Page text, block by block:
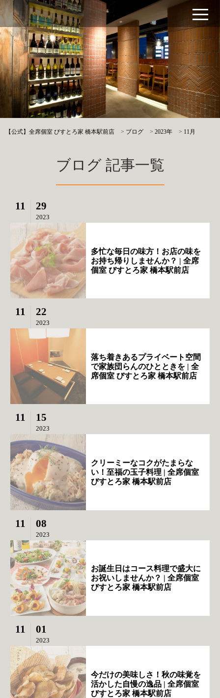
【公式】全席個室 びすとろ家 橋本駅前店 > ブログ >2023年 > 11月
ブログ 記事一覧
11 29
2023
多忙な毎日の味方！お店の味を
お持ち帰りしませんか？ | 全席
個室 びすとろ家 橋本駅前店
11 22
2023
落ち着きあるプライベート空間
で家族団らんのひとときを | 全
席個室 びすとろ家 橋本駅前店
11 15
2023
クリーミーなコクがたまらな
い！至福の玉子料理 | 全席個室
びすとろ家 橋本駅前店
11 08
2023
お誕生日はコース料理で盛大に
お祝いしませんか？ | 全席個室
びすとろ家 橋本駅前店
11 01
2023
今だけの美味しさ！秋の味覚を
活かした自慢の逸品 | 全席個室
びすとろ家 橋本駅前店